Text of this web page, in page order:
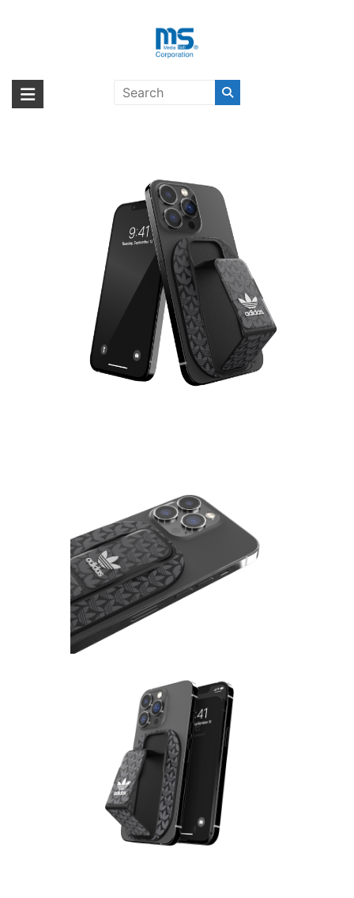
海外輸入ブランド商品｜株式会社
海外事業部が取り揃えている海外輸入商品には、日本では珍しい「海外ブ
ランド」をはじめ「ユニークな商品」「機能的な商品」「コストパフォー
Stand Black〔アディダス〕